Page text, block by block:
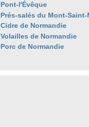
Pont-l'Évêque
Prés-salés du Mont-
Cidre de Normandie
Volailles de Normandie
Porc de Normandie